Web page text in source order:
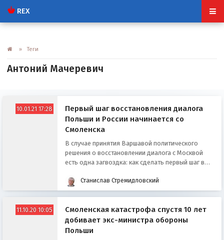
REX
» Теги
Антоний Мачеревич
10.01.21 17:28
Первый шаг восстановления диалога
Польши и России начинается со
Смоленска
В случае принятия Варшавой политического
решения о восстановлении диалога с Москвой
есть одна загвоздка: как сделать первый шаг в
Станислав Стремидловский
11.10.20 10:05
Смоленская катастрофа спустя 10 лет
добивает экс-министра обороны
Польши